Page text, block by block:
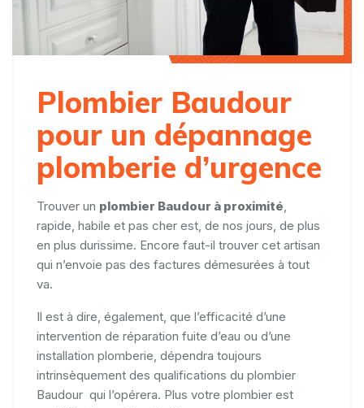
Plombier Baudour
pour un dépannage
plomberie d’urgence
Trouver un plombier Baudour à proximité
rapide, habile et pas cher est, de nos jours, de plus
en plus durissime. Encore faut-il trouver cet artisan
qui n’envoie pas des factures démesurées à tout
va.
Il est à dire, également, que l’efficacité d’une
intervention de réparation fuite d’eau ou d’une
installation plomberie, dépendra toujours
intrinsèquement des qualifications du plombier
Baudour qui l’opérera. Plus votre plombier est